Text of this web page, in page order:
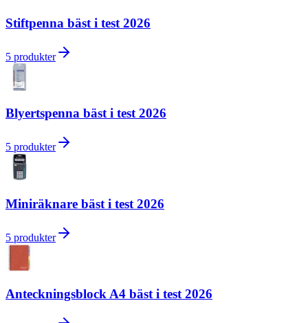
Stiftpenna bäst i test 2026
5 produkter
Blyertspenna bäst i test 2026
5 produkter
Miniräknare bäst i test 2026
5 produkter
Anteckningsblock A4 bäst i test 2026